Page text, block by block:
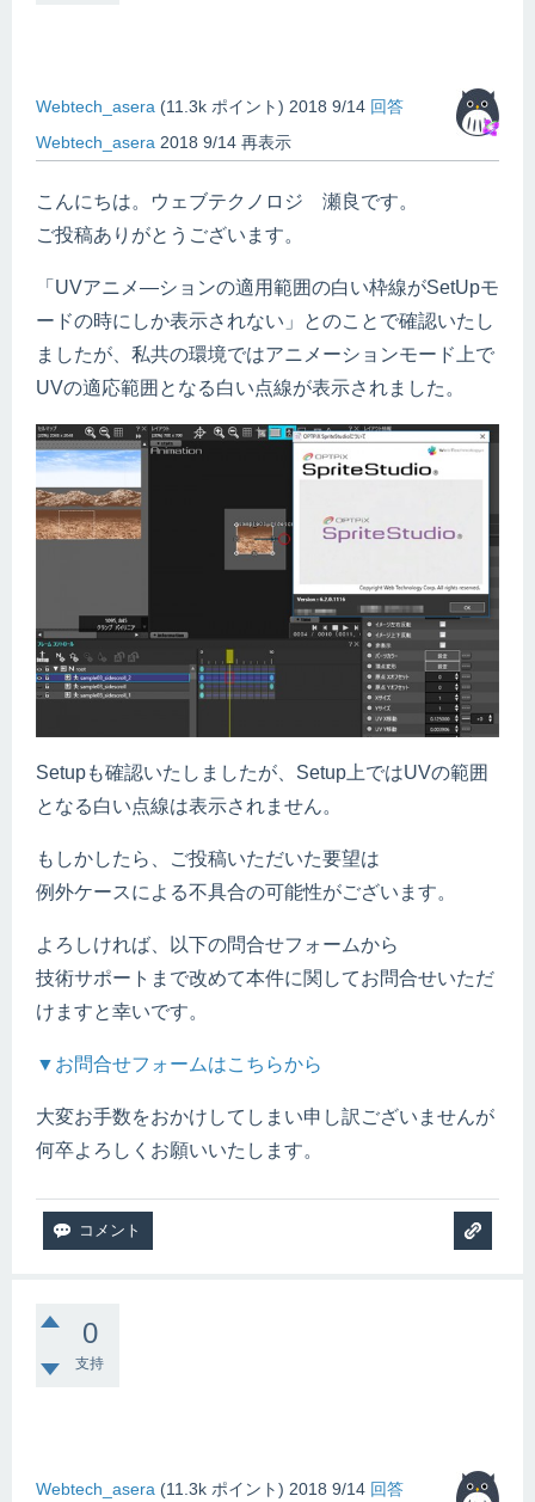
Webtech_asera (11.3k ポイント) 2018 9/14 回答
Webtech_asera 2018 9/14 再表示
こんにちは。ウェブテクノロジ 瀬良です。
ご投稿ありがとうございます。
「UVアニメ―ションの適用範囲の白い枠線がSetUpモ
ードの時にしか表示されない」とのことで確認いたし
ましたが、私共の環境ではアニメーションモード上で
UVの適応範囲となる白い点線が表示されました。
Setupも確認いたしましたが、Setup上ではUVの範囲
となる白い点線は表示されません。
もしかしたら、ご投稿いただいた要望は
例外ケースによる不具合の可能性がございます。
よろしければ、以下の問合せフォームから
技術サポートまで改めて本件に関してお問合せいただ
けますと幸いです。
▼お問合せフォームはこちらから
大変お手数をおかけしてしまい申し訳ございませんが
何卒よろしくお願いいたします。
0
支持
Webtech_asera (11.3k ポイント) 2018 9/14 回答